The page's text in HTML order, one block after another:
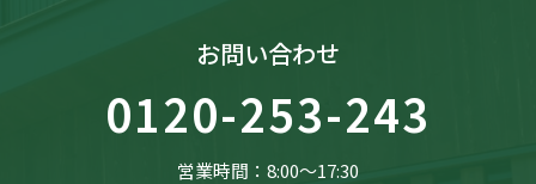
お問い合わせ
0120-253-243
営業時間：8:00〜17:30